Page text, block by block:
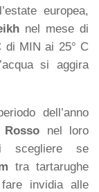
europea,
nel mese di
di MIN ai 25° C
si aggira
dell’anno
Rosso nel loro
scegliere se
tra tartarughe
invidia alle